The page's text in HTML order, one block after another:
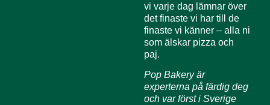
vi varje dag lämnar över
det finaste vi har till de
finaste vi känner – alla ni
som älskar pizza och
paj.
Pop Bakery är
experterna på färdig deg
och var först i Sverige